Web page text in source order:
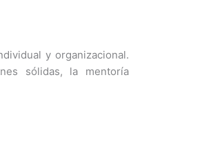
y organizacional.
sólidas, la mentoría